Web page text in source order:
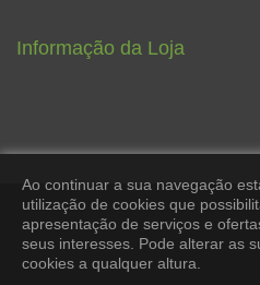
Informação da Loja
Ao continuar a sua navegação
utilização de cookies que
apresentação de serviços e
seus interesses. Pode alterar as
cookies a qualquer altura.